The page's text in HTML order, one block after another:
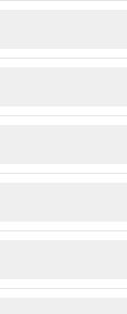
$14.900
Deliciosa
chips de